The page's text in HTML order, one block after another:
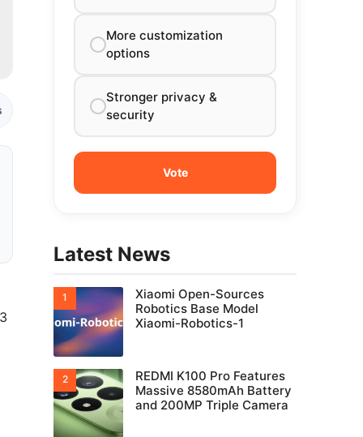
More customization
options
Stronger privacy &
security
Latest News
Xiaomi Open-Sources
Robotics Base Model
Xiaomi-Robotics-1
REDMI K100 Pro Features
Massive 8580mAh Battery
and 200MP Triple Camera